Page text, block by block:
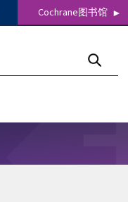
Cochrane图书馆